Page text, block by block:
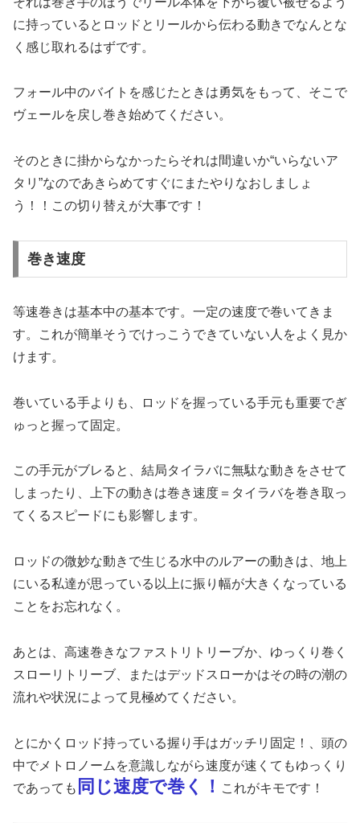
に持っているとロッドとリールから伝わる動きでなんとな
く感じ取れるはずです。
フォール中のバイトを感じたときは勇気をもって、そこで
ヴェールを戻し巻き始めてください。
そのときに掛からなかったらそれは間違いか“いらないア
タリ”なのであきらめてすぐにまたやりなおしましょ
う！！この切り替えが大事です！
巻き速度
等速巻きは基本中の基本です。一定の速度で巻いてきま
す。これが簡単そうでけっこうできていない人をよく見か
けます。
巻いている手よりも、ロッドを握っている手元も重要でぎ
ゅっと握って固定。
この手元がブレると、結局タイラバに無駄な動きをさせて
しまったり、上下の動きは巻き速度＝タイラバを巻き取っ
てくるスピードにも影響します。
ロッドの微妙な動きで生じる水中のルアーの動きは、地上
にいる私達が思っている以上に振り幅が大きくなっている
ことをお忘れなく。
あとは、高速巻きなファストリトリーブか、ゆっくり巻く
スローリトリーブ、またはデッドスローかはその時の潮の
流れや状況によって見極めてください。
とにかくロッド持っている握り手はガッチリ固定！、頭の
中でメトロノームを意識しながら速度が速くてもゆっくり
であっても 同じ速度で巻く！ これがキモです！